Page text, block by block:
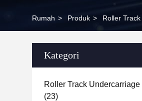
Rumah > Produk > Roller
Kategori
Roller Track Undercarriage
(23)